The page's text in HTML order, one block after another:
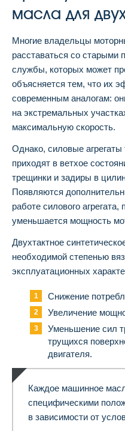
масла для
Многие владельцы
расставаться со старыми
службы, которых может
объясняется тем, что их
современным аналогам:
на экстремальных
максимальную скорость.
Однако, силовые агрегаты
приходят в ветхое
трещинки и задиры в
Появляются
работе силового
уменьшается мощность
Двухтактное
необходимой степенью
эксплуатационных
Снижение
Увеличение
Уменьшение сил
трущихся
двигателя.
Каждое машинное
специфическими
в зависимости от